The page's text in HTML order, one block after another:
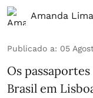
Amanda Lima
Publicado a: 05
Os
Brasil em